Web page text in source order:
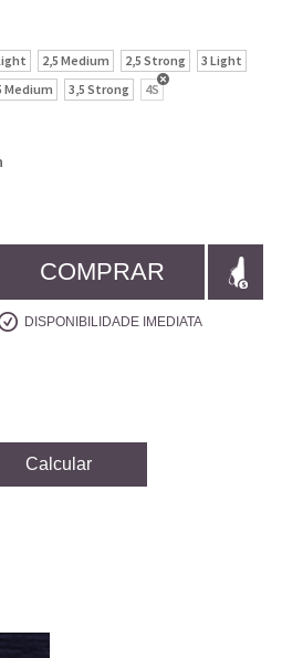
2,5 Medium 2,5 Strong
3 Light
Medium 3,5 Strong 4S
COMPRAR
DISPONIBILIDADE IMEDIATA
Calcular